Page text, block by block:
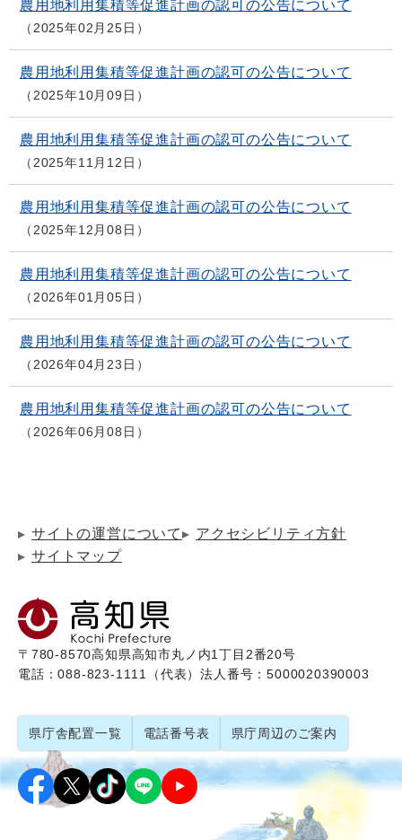
農用地利用集積等促進計画の認可の公告について
2025年02月25日
農用地利用集積等促進計画の認可の公告について
2025年10月09日
農用地利用集積等促進計画の認可の公告について
2025年11月12日
農用地利用集積等促進計画の認可の公告について
2025年12月08日
農用地利用集積等促進計画の認可の公告について
2026年01月05日
農用地利用集積等促進計画の認可の公告について
2026年04月23日
農用地利用集積等促進計画の認可の公告について
2026年06月08日
サイトの運営について
アクセシビリティ方針
サイトマップ
〒780-8570高知県高知市丸ノ内1丁目2番20号
電話：088-823-1111（代表）法人番号：5000020390003
県庁舎配置一覧 電話番号表 県庁周辺のご案内